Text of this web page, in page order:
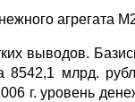
агрегата
выводов.
млрд.
г. уровень